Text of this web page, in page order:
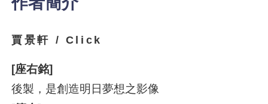
賈景軒 / Click
[座右銘]
後製，是創造明日夢想之影像